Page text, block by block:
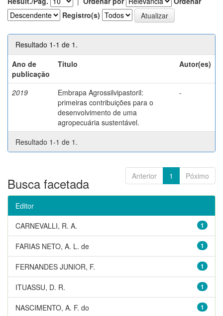
Registro(s)
Resultado 1-1 de 1.
Ano de
publicação
Título Autor(es)
2019
Embrapa Agrossilvipastoril:
primeiras contribuições para o
desenvolvimento de uma
agropecuária sustentável.
-
Resultado 1-1 de 1.
Anterior 1 Póximo
Busca facetada
Editor
1
CARNEVALLI, R. A.
1
FARIAS NETO, A. L. de
1
FERNANDES JUNIOR, F.
1
ITUASSU, D. R.
1
NASCIMENTO, A. F. do